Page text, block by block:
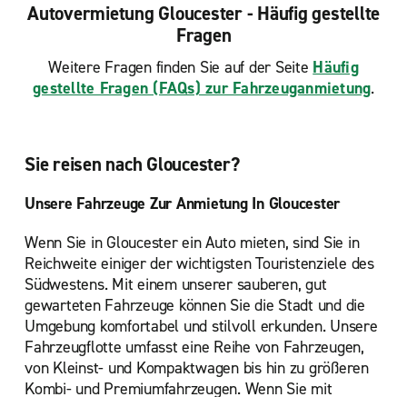
Autovermietung Gloucester - Häufig gestellte
Fragen
Weitere Fragen finden Sie auf der Seite Häufig
gestellte Fragen (FAQs) zur Fahrzeuganmietung.
Sie reisen nach Gloucester?
Unsere Fahrzeuge Zur Anmietung In Gloucester
Wenn Sie in Gloucester ein Auto mieten, sind Sie in
Reichweite einiger der wichtigsten Touristenziele des
Südwestens. Mit einem unserer sauberen, gut
gewarteten Fahrzeuge können Sie die Stadt und die
Umgebung komfortabel und stilvoll erkunden. Unsere
Fahrzeugflotte umfasst eine Reihe von Fahrzeugen,
von Kleinst- und Kompaktwagen bis hin zu größeren
Kombi- und Premiumfahrzeugen. Wenn Sie mit